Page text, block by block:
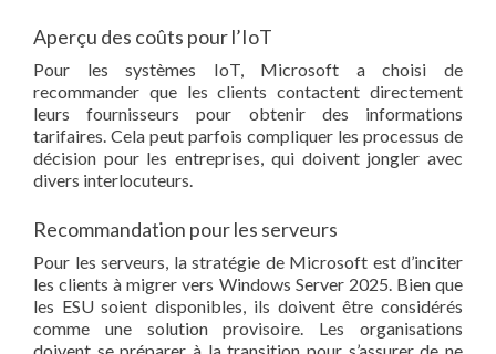
Aperçu des coûts pour l’IoT
Pour les systèmes IoT, Microsoft a choisi de
recommander que les clients contactent directement
leurs fournisseurs pour obtenir des informations
tarifaires. Cela peut parfois compliquer les processus de
décision pour les entreprises, qui doivent jongler avec
divers interlocuteurs.
Recommandation pour les serveurs
Pour les serveurs, la stratégie de Microsoft est d’inciter
les clients à migrer vers Windows Server 2025. Bien que
les ESU soient disponibles, ils doivent être considérés
comme une solution provisoire. Les organisations